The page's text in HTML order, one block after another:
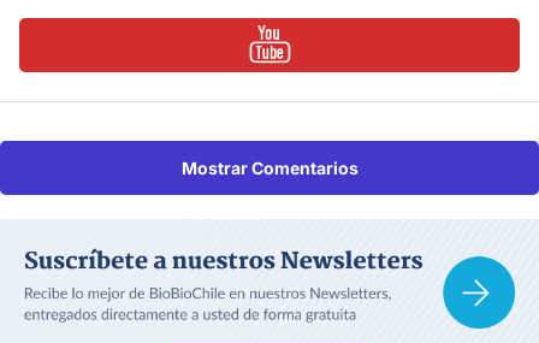
Mostrar Comentarios